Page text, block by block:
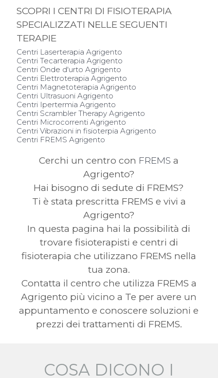
SCOPRI I CENTRI DI FISIOTERAPIA
SPECIALIZZATI NELLE SEGUENTI
TERAPIE
Centri Laserterapia Agrigento
Centri Tecarterapia Agrigento
Centri Onde d'urto Agrigento
Centri Elettroterapia Agrigento
Centri Magnetoterapia Agrigento
Centri Ultrasuoni Agrigento
Centri Ipertermia Agrigento
Centri Scrambler Therapy Agrigento
Centri Microcorrenti Agrigento
Centri Vibrazioni in fisioterpia Agrigento
Centri FREMS Agrigento
Cerchi un centro con FREMS a
Agrigento?
Hai bisogno di sedute di FREMS?
Ti è stata prescritta FREMS e vivi a
Agrigento?
In questa pagina hai la possibilità di
trovare fisioterapisti e centri di
fisioterapia che utilizzano FREMS nella
tua zona.
Contatta il centro che utilizza FREMS a
Agrigento più vicino a Te per avere un
appuntamento e conoscere soluzioni e
prezzi dei trattamenti di FREMS.
COSA DICONO I